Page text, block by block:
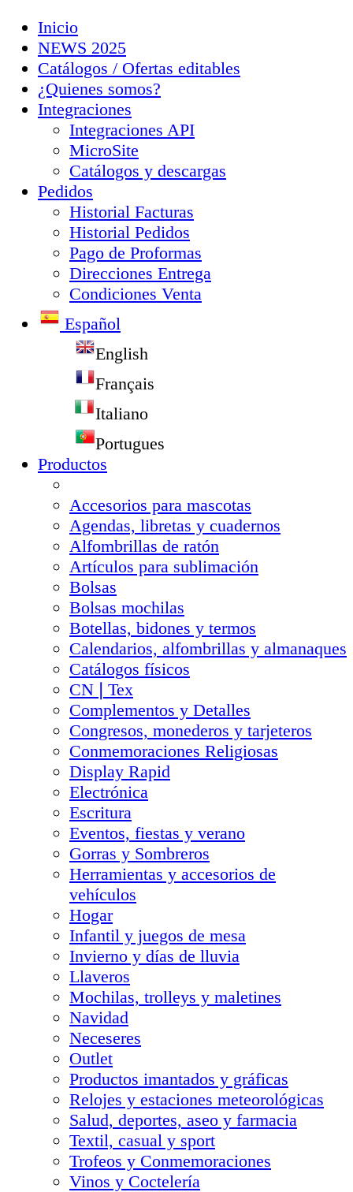
Inicio
NEWS 2025
Catálogos / Ofertas editables
¿Quienes somos?
Integraciones
Integraciones API
MicroSite
Catálogos y descargas
Pedidos
Historial Facturas
Historial Pedidos
Pago de Proformas
Direcciones Entrega
Condiciones Venta
Español
English
Français
Italiano
Portugues
Productos
Accesorios para mascotas
Agendas, libretas y cuadernos
Alfombrillas de ratón
Artículos para sublimación
Bolsas
Bolsas mochilas
Botellas, bidones y termos
Calendarios, alfombrillas y almanaques
Catálogos físicos
CN❘Tex
Complementos y Detalles
Congresos, monederos y tarjeteros
Conmemoraciones Religiosas
Display Rapid
Electrónica
Escritura
Eventos, fiestas y verano
Gorras y Sombreros
Herramientas y accesorios de
vehículos
Hogar
Infantil y juegos de mesa
Invierno y días de lluvia
Llaveros
Mochilas, trolleys y maletines
Navidad
Neceseres
Outlet
Productos imantados y gráficas
Relojes y estaciones meteorológicas
Salud, deportes, aseo y farmacia
Textil, casual y sport
Trofeos y Conmemoraciones
Vinos y Coctelería